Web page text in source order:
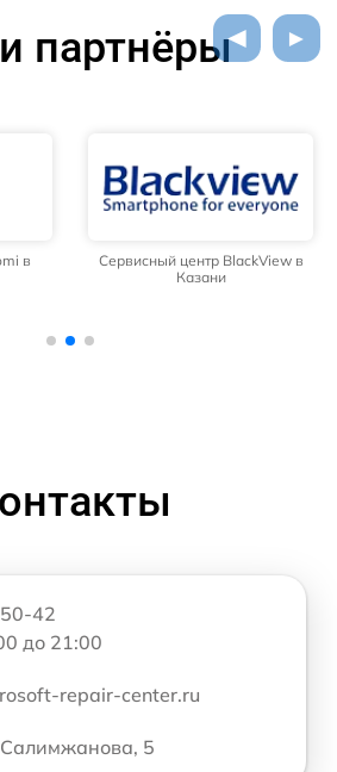
партнёры
в
Сервисный центр BlackView в
Казани
42
до 21:00
repair-center.ru
5